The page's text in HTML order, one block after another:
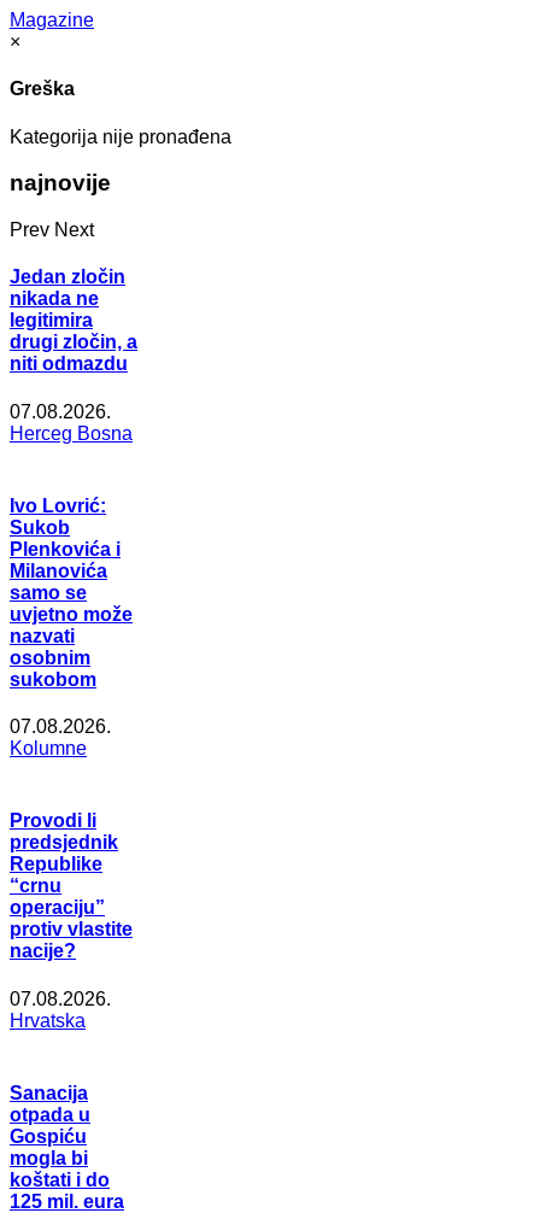
Magazine
×
Greška
Kategorija nije pronađena
najnovije
Prev Next
Jedan zločin
nikada ne
legitimira
drugi zločin, a
niti odmazdu
07.08.2026.
Herceg Bosna
Ivo Lovrić:
Sukob
Plenkovića i
Milanovića
samo se
uvjetno može
nazvati
osobnim
sukobom
07.08.2026.
Kolumne
Provodi li
predsjednik
Republike
“crnu
operaciju”
protiv vlastite
nacije?
07.08.2026.
Hrvatska
Sanacija
otpada u
Gospiću
mogla bi
koštati i do
125 mil. eura